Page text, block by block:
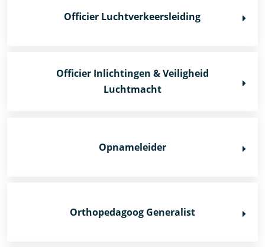
Officier Luchtverkeersleiding
Officier Inlichtingen & Veiligheid
Luchtmacht
Opnameleider
Orthopedagoog Generalist